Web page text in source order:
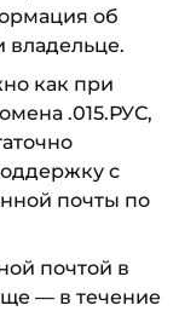
об
владельце.
как при
.015.РУС,
с
почты по
почтой в
— в течение